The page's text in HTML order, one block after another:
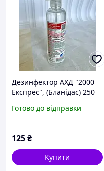
Дезинфектор АХД "2000
Експрес", (Бланідас) 250
Готово до відправки
125₴
Купити